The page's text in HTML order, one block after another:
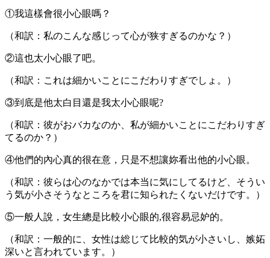
①我這樣會很小心眼嗎？
（和訳：私のこんな感じって心が狭すぎるのかな？）
②這也太小心眼了吧。
（和訳：これは細かいことにこだわりすぎでしょ。）
③到底是他太白目還是我太小心眼呢?
（和訳：彼がおバカなのか、私が細かいことにこだわりすぎ
てるのか？）
④他們的內心真的很在意，只是不想讓妳看出他的小心眼。
（和訳：彼らは心のなかでは本当に気にしてるけど、そうい
う気が小さそうなところを君に知られたくないだけです。）
⑤一般人說，女生總是比較小心眼的,很容易忌妒的。
（和訳：一般的に、女性は総じて比較的気が小さいし、嫉妬
深いと言われています。）